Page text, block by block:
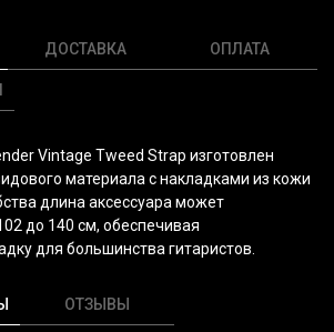
ДОСТАВКА ОПЛАТА
Vintage Tweed Strap изготовлен
материала с накладками из кожи
длина аксессуара может
до 140 см, обеспечивая
для большинства гитаристов.
ОТЗЫВЫ